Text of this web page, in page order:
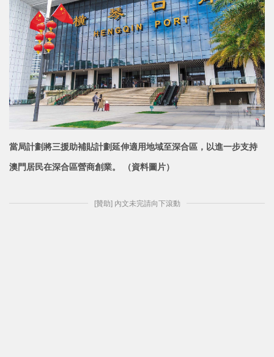
當局計劃將三援助補貼計劃延伸適用地域至深合區，以進一步支持
澳門居民在深合區營商創業。 （資料圖片）
[贊助] 內文未完請向下滾動